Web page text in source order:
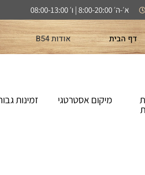
א׳-ה׳ 8:00-20:00 | ו׳ 08:00-13:00
דף הבית אודות B54
מיקום אסטרטגי זמינות